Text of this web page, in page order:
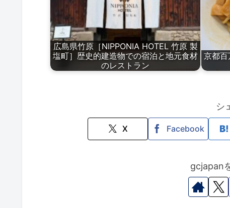
広島県竹原［NIPPONIA HOTEL 竹原 製
塩町］歴史的建造物での宿泊と地元食材
のレストラン
京都
シ
X Facebook
gcjapan